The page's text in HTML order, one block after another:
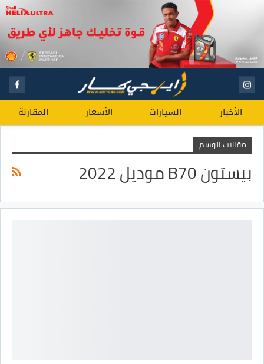
الأخبار السيارات الأسعار المقارنة
مقالات الوسم
بيستون B70 موديل 2022